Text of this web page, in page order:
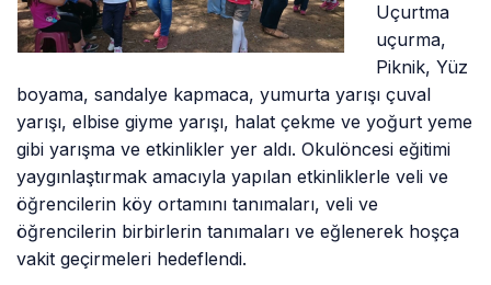
Uçurtma
uçurma,
Piknik, Yüz
boyama, sandalye kapmaca, yumurta yarışı çuval
yarışı, elbise giyme yarışı, halat çekme ve yoğurt yeme
gibi yarışma ve etkinlikler yer aldı. Okulöncesi eğitimi
yaygınlaştırmak amacıyla yapılan etkinliklerle veli ve
öğrencilerin köy ortamını tanımaları, veli ve
öğrencilerin birbirlerin tanımaları ve eğlenerek hoşça
vakit geçirmeleri hedeflendi.